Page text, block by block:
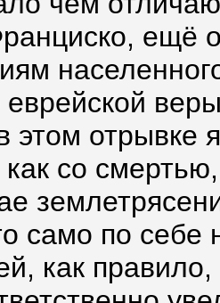
ещё
отрывке
как со
само по себе
как